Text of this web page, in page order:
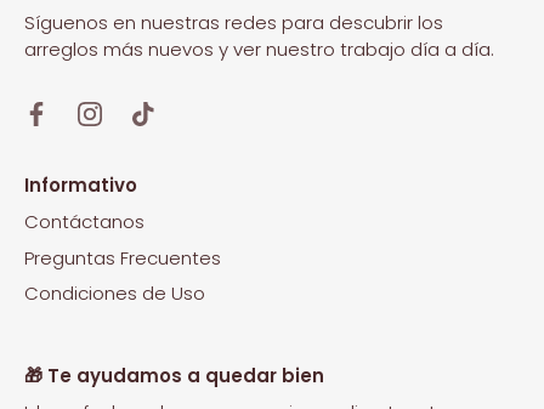
Síguenos en nuestras redes para descubrir los
arreglos más nuevos y ver nuestro trabajo día a día.
Informativo
Contáctanos
Preguntas Frecuentes
Condiciones de Uso
🎁 Te ayudamos a quedar bien